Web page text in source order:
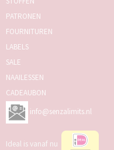
PATRONEN
FOURNITUREN
LABELS
SALE
NAAILESSEN
CADEAUBON
info@senzalimits.nl
Ideal is vanaf nu